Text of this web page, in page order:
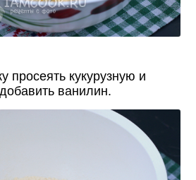
просеять кукурузную и
ванилин.